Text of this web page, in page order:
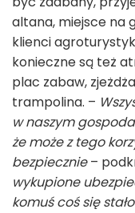
altana, miejsce na
klienci
konieczne są też
plac zabaw,
trampolina. –
w naszym
że może z tego
bezpiecznie–
wykupione
komuś coś się